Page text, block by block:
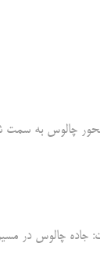
به سمت شمال برای
جاده چالوس در